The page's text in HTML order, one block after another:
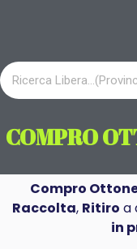
COMPRO
Compro
Raccolta, Ritiro a
in